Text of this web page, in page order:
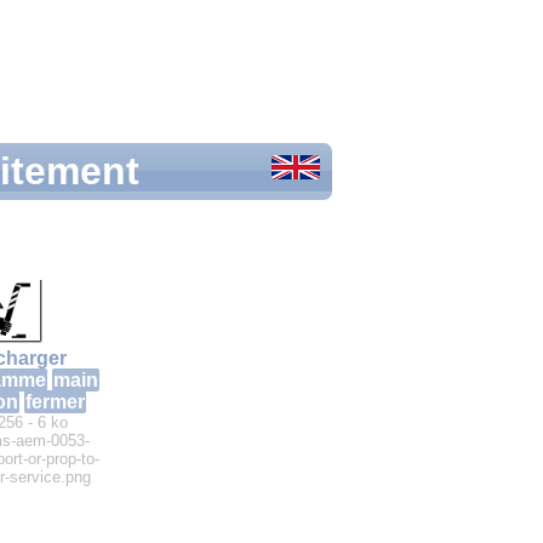
main
fermer
- 6 ko
aem-0053-
or-prop-to-
service.png